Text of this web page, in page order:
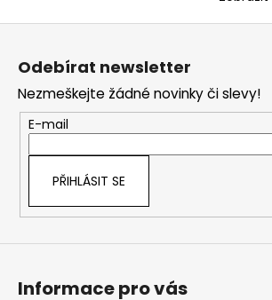
Z
Odebírat newsletter
Nezmeškejte žádné novinky či slevy!
E-mail
PŘIHLÁSIT SE
Informace pro vás